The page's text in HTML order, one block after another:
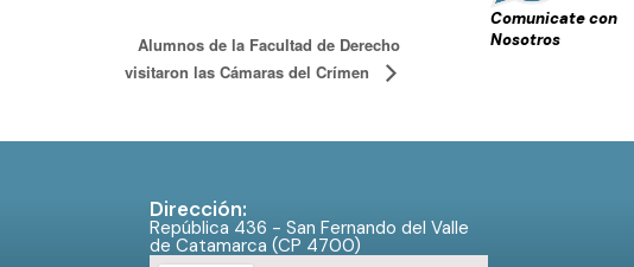
Comunicate con
Nosotros
Alumnos de la Facultad de Derecho
visitaron las Cámaras del Crímen
Dirección:
República 436 - San Fernando del Valle
de Catamarca (CP 4700)